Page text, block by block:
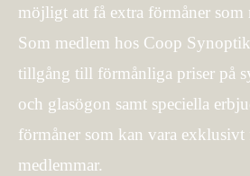
möjligt att få extra förmåner som
Som medlem hos Coop
tillgång till förmånliga priser på
och glasögon samt speciella
förmåner som kan vara
medlemmar.